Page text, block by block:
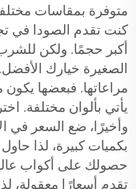
متوفرة بمقاسات
كنت تقدم الصودا في
أكبر حجمًا. ولكن
الصغيرة خيارك
مراعاتها. فبعضها
يأتي بألوان مختلفة.
وأخيرًا، ضع السعر في
بكميات كبيرة، لذا
تقدم أسعارًا معقولة،